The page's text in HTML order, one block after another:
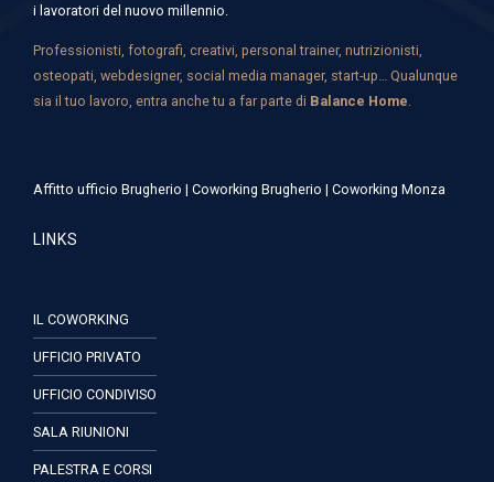
i lavoratori del nuovo millennio.
Professionisti, fotografi, creativi, personal trainer, nutrizionisti,
osteopati, webdesigner, social media manager, start-up… Qualunque
sia il tuo lavoro, entra anche tu a far parte di Balance Home
Affitto ufficio Brugherio | Coworking Brugherio | Coworking Monza
LINKS
IL COWORKING
UFFICIO PRIVATO
UFFICIO CONDIVISO
SALA RIUNIONI
PALESTRA E CORSI